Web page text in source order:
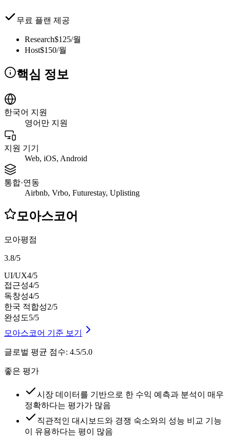
무료 플랜 제공
Research$125/월
Host$150/월
핵심 정보
한국어 지원
영어만 지원
지원 기기
Web, iOS, Android
통합·연동
Airbnb, Vrbo, Futurestay, Uplisting
모아스코어
모아평점
3.8/5
UI/UX4/5
접근성4/5
독창성4/5
한국 적합성2/5
완성도5/5
모아스코어 기준 보기
글로벌 평균 점수: 4.5/5.0
좋은 평가
시장 데이터를 기반으로 한 수익 예측과 분석이 매우
정확하다는 평가가 많음
직관적인 대시보드와 경쟁 숙소와의 성능 비교 기능
이 유용하다는 평이 많음